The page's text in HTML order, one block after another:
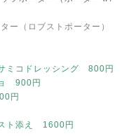
ー（ロブストポーター）
ミコドレッシング 800円
ョ 900円
円
ト添え 1600円